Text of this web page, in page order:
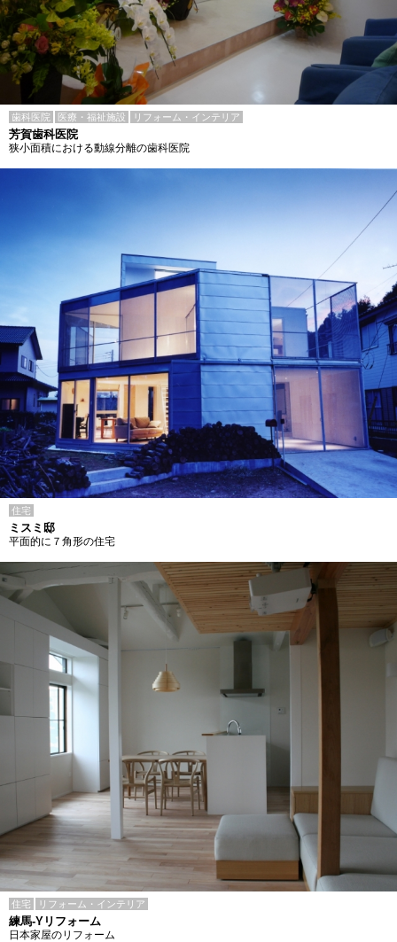
歯科医院 医療・福祉施設 リフォーム・インテリア
芳賀歯科医院
狭小面積における動線分離の歯科医院
住宅
ミスミ邸
平面的に７角形の住宅
住宅 リフォーム・インテリア
練馬-Yリフォーム
日本家屋のリフォーム